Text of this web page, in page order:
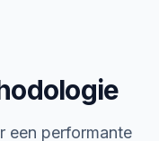
een performante